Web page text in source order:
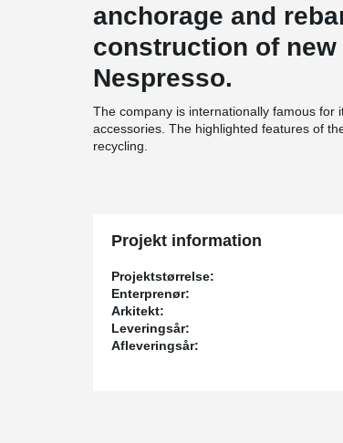
anchorage and
construction of
Nespresso.
The company is internationally famous for
accessories. The highlighted features of
recycling.
Projekt information
Projektstørrelse:
Enterprenør:
Arkitekt:
Leveringsår:
Afleveringsår: